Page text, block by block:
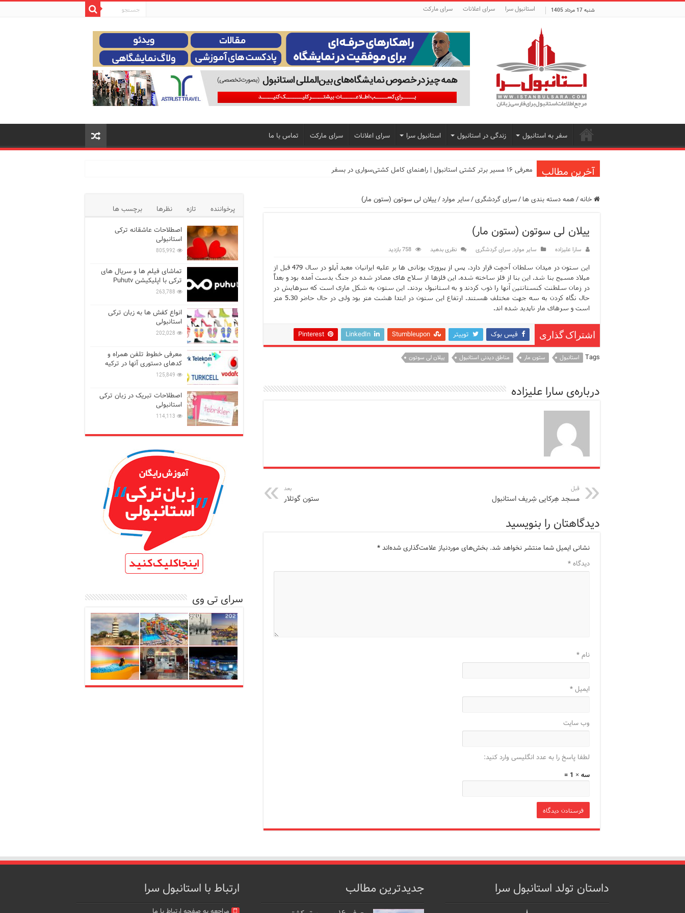
شنبه 17 مرداد 1405 استانبول سرا سرای اعلانات سرای مارکت
سفر به استانبول زندگی در استانبول استانبول سرا سرای اعلانات سرای مارکت تماس با ما
آخرین مطالب
معرفی ۱۶ مسیر برتر کشتی استانبول | راهنمای کامل کشتی‌سواری در بسفر
ویژگی‌های رفتاری و اجتماعی در زبان ترکی استانبولی
ویژگی‌های منفی شخصیت در زبان ترکی استانبولی
ویژگی‌های مثبت شخصیت در زبان ترکی استانبولی
موزه افسانه‌های کارتال استانبول؛ سفری به دنیای قصه‌ها در بخش آسیایی استانبول
اجاره خانه در استانبول چگونه است؟ راهنمای کامل در سال 2026
خانه/همه دسته بندی ها/سرای گردشگری/سایر موارد/ییلان لی سوتون (ستون مار)
ییلان لی سوتون (ستون مار)
سارا علیزاده سایر موارد, سرای گردشگری نظری بدهید 758 بازدید
این ستون در میدان سلطان اَحمِت قرار دارد. پس از پیروزی یونانی ها بر علیه ایرانیان معبد آپلو در سال 479 قبل از
میلاد مسیح بنا شد. این بنا از فلز ساخته شده. این فلزها از سلاح های مصادر شده در جنگ بدست آمده بود و بعداً
در زمان سلطنت کنستانتین آنها را ذوب کردند و به استانبول بردند. این ستون به شکل ماری است که سرهایش در
حال نگاه کردن به سه جهت مختلف هستند. ارتفاع این ستون در ابتدا هشت متر بود ولی در حال حاضر 5.30 متر
است و سرهای مار ناپدید شده اند.
اشتراک گذاری فیس بوک توییتر Stumbleupon
LinkedIn
Pinterest
Tags استانبول ستون مار مناطق دیدنی استانبول ییلان لی سوتون
درباره‌ی سارا علیزاده
قبل
مسجد هِرکایی شِریف استانبول
بعد
ستون گوتلار
دیدگاهتان را بنویسید
نشانی ایمیل شما منتشر نخواهد شد. بخش‌های موردنیاز علامت‌گذاری شده‌اند*
دیدگاه*
نام*
ایمیل*
وب‌ سایت
لطفا پاسخ را به عدد انگلیسی وارد کنید:
سه × 1 =
پرخواننده تازه نظرها
برچسب ها
اصطلاحات عاشقانه ترکی
استانبولی
805,992
تماشای فیلم ها و سریال های
ترکی با اپلیکیشن Puhutv
263,788
انواع کفش ها به زبان ترکی
استانبولی
202,028
معرفی خطوط تلفن همراه و
کدهای دستوری آنها در ترکیه
125,849
اصطلاحات تبریک در زبان ترکی
استانبولی
114,113
سرای تی وی
داستان تولد استانبول سرا جدیدترین مطالب ارتباط با استانبول سرا